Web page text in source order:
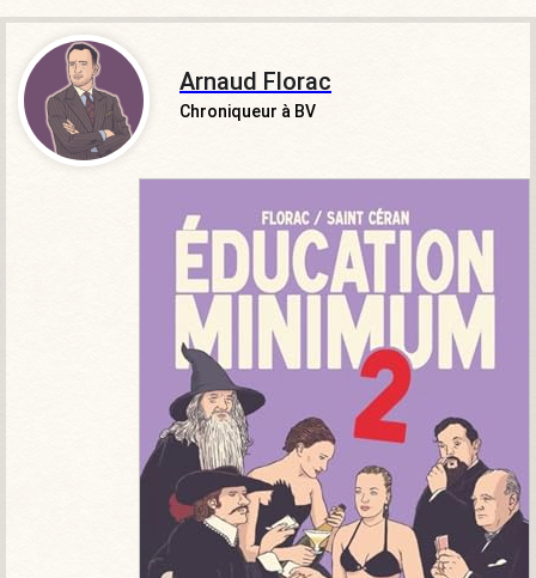
Arnaud Florac
Chroniqueur à BV